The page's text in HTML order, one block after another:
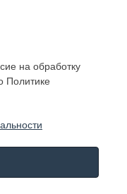
на обработку
Политике